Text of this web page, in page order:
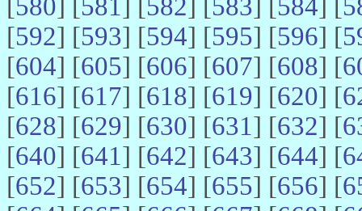
[580] [581] [582] [583] [584] [
[592] [593] [594] [595] [596] [
[604] [605] [606] [607] [608] [
[616] [617] [618] [619] [620] [
[628] [629] [630] [631] [632] [
[640] [641] [642] [643] [644] [
[652] [653] [654] [655] [656] [